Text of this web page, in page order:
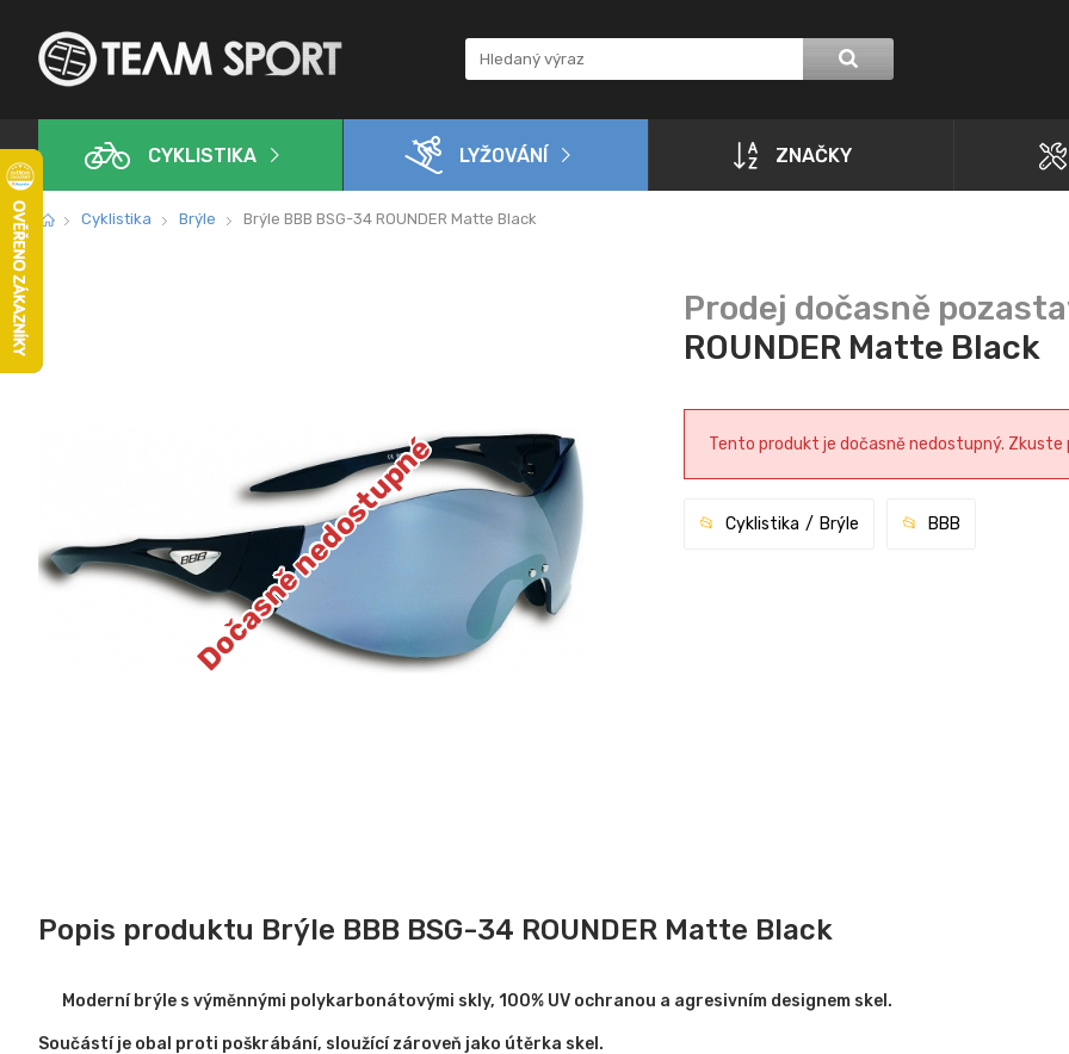
CYKLISTIKA LYŽOVÁNÍ ZNAČKY
Cyklistika Brýle Brýle BBB BSG-34 ROUNDER Matte Black
Dočasně nedostupné
ROUNDER Matte Black
Tento produkt je dočasně nedostupný.
Cyklistika Brýle BBB
Popis produktu Brýle BBB BSG-34 ROUNDER Matte Black
Moderní brýle s výměnnými polykarbonátovými skly, 100% UV ochranou a agresivním designem skel.
Součástí je obal proti poškrábání, sloužící zároveň jako útěrka skel.